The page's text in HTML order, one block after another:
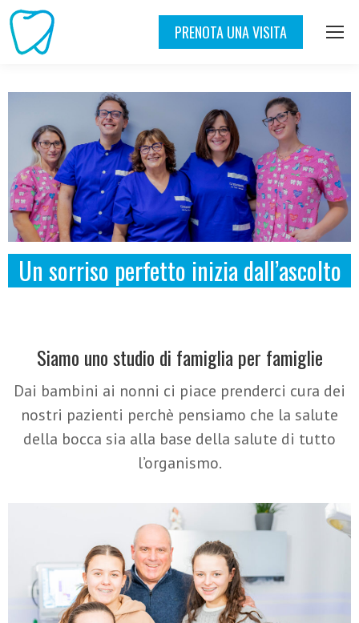
PRENOTA UNA VISITA
Un sorriso perfetto inizia dall’ascolto
Siamo uno studio di famiglia per famiglie
Dai bambini ai nonni ci piace prenderci cura dei
nostri pazienti perchè pensiamo che la salute
della bocca sia alla base della salute di tutto
l’organismo.